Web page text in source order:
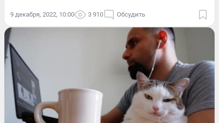
9 декабря, 2022, 10:00 3 910 Обсудить